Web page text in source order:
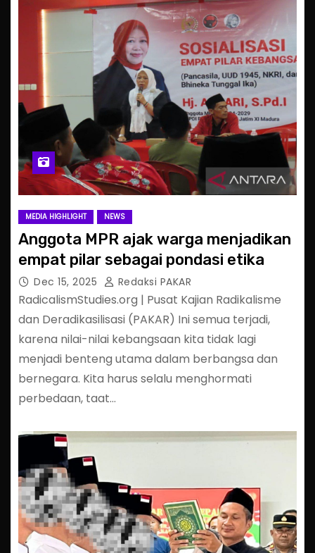
MEDIA HIGHLIGHT NEWS
Anggota MPR ajak warga menjadikan
empat pilar sebagai pondasi etika
Dec 15, 2025 Redaksi PAKAR
RadicalismStudies.org | Pusat Kajian Radikalisme
dan Deradikasilisasi (PAKAR) Ini semua terjadi,
karena nilai-nilai kebangsaan kita tidak lagi
menjadi benteng utama dalam berbangsa dan
bernegara. Kita harus selalu menghormati
perbedaan, taat…